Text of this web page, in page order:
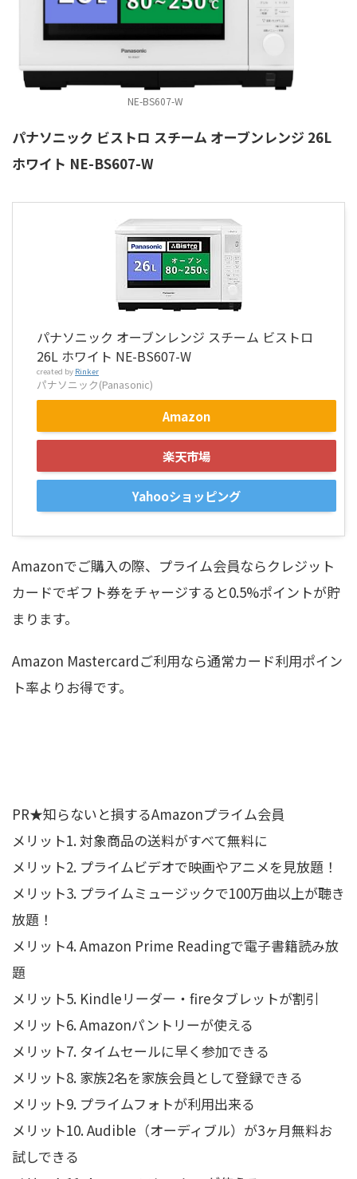
NE-BS607-W
パナソニック ビストロ スチーム オーブンレンジ 26L
ホワイト NE-BS607-W
パナソニック オーブンレンジ スチーム ビストロ
26L ホワイト NE-BS607-W
created by Rinker
パナソニック(Panasonic)
Amazon
楽天市場
Yahooショッピング
Amazonでご購入の際、プライム会員ならクレジット
カードでギフト券をチャージすると0.5%ポイントが貯
まります。
Amazon Mastercardご利用なら通常カード利用ポイン
ト率よりお得です。
PR★知らないと損するAmazonプライム会員
メリット1. 対象商品の送料がすべて無料に
メリット2. プライムビデオで映画やアニメを見放題！
メリット3. プライムミュージックで100万曲以上が聴き
放題！
メリット4. Amazon Prime Readingで電子書籍読み放
題
メリット5. Kindleリーダー・fireタブレットが割引
メリット6. Amazonパントリーが使える
メリット7. タイムセールに早く参加できる
メリット8. 家族2名を家族会員として登録できる
メリット9. プライムフォトが利用出来る
メリット10. Audible（オーディブル）が3ヶ月無料お
試しできる